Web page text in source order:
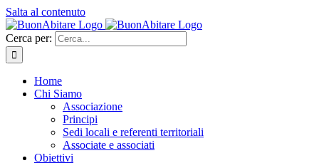
Salta al contenuto
Cerca per:
Home
Chi Siamo
Associazione
Principi
Sedi locali e referenti territoriali
Associate e associati
Obiettivi